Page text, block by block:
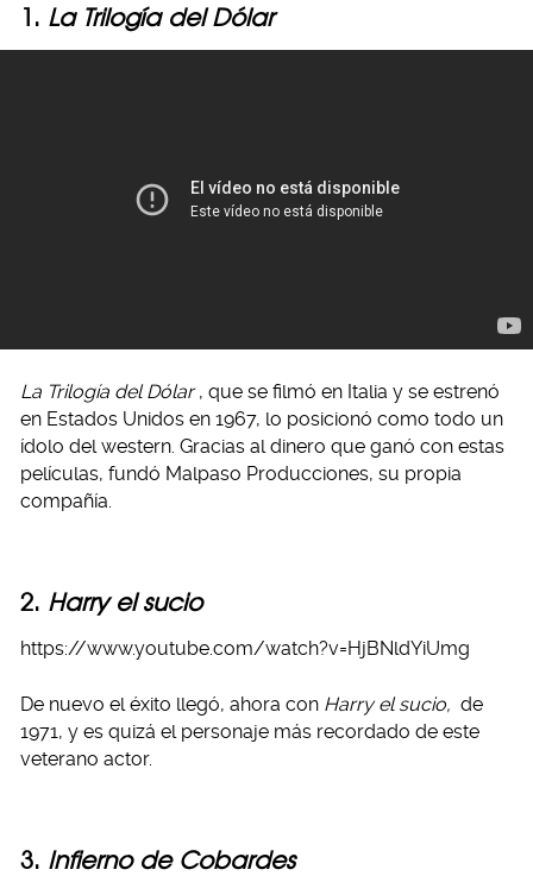
1. La Trilogía del Dólar
La Trilogía del Dólar , que se filmó en Italia y se estrenó
en Estados Unidos en 1967, lo posicionó como todo un
ídolo del western. Gracias al dinero que ganó con estas
películas, fundó Malpaso Producciones, su propia
compañía.
2. Harry el sucio
https://www.youtube.com/watch?v=HjBNldYiUmg
De nuevo el éxito llegó, ahora con Harry el sucio, de
1971, y es quizá el personaje más recordado de este
veterano actor.
3. Infierno de Cobardes